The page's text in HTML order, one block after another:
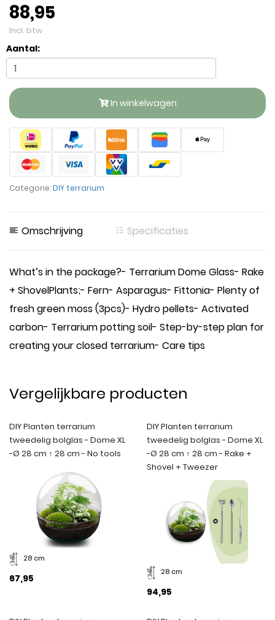
88,95
Incl. btw
Aantal:
In winkelwagen
Categorie:DIY terrarium
Omschrijving Specificaties
What’s in the package?- Terrarium Dome Glass- Rake
+ ShovelPlants;- Fern- Asparagus- Fittonia- Plenty of
fresh green moss (3pcs)- Hydro pellets- Activated
carbon- Terrarium potting soil- Step-by-step plan for
creating your closed terrarium- Care tips
Vergelijkbare producten
DIY Planten terrarium
tweedelig bolglas - Dome XL
-Ø 28 cm ↑ 28 cm - No tools
28 cm
67,95
DIY Planten terrarium
tweedelig bolglas - Dome XL
-Ø 28 cm ↑ 28 cm - Rake +
Shovel + Tweezer
28 cm
94,95